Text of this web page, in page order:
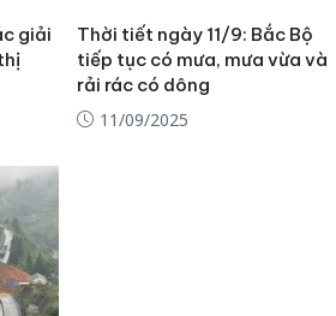
giải
Thời tiết ngày 11/9: Bắc Bộ
tiếp tục có mưa, mưa vừa và
rải rác có dông
11/09/2025